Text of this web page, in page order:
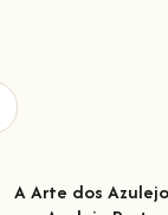
A Arte dos